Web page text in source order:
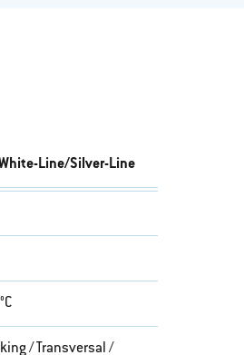
White-Line/Silver-Line
/ Transversal /